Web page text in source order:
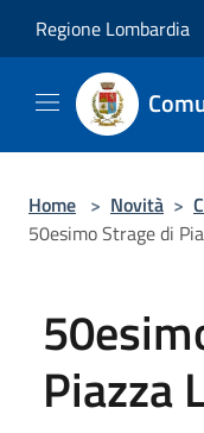
Regione Lombardia
Home > Novità >
50esimo Strage di
Piazza